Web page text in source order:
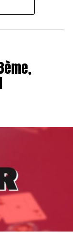
ne se décident pas !